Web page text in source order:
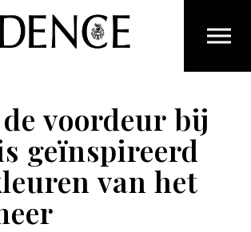
en ga direct naar de inhoud
voordeur bij
geïnspireerd
van het